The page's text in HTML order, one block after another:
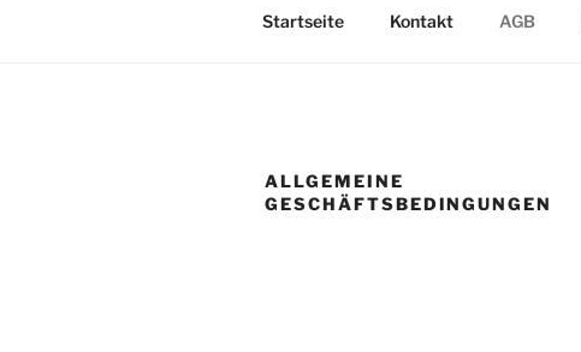
Startseite Kontakt AGB
ALLGEMEINE
GESCHÄFTSBEDINGUNGEN